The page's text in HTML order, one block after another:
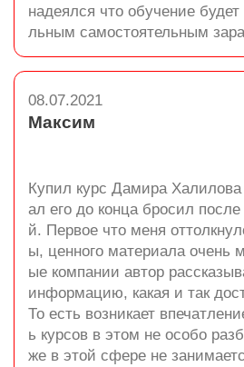
надеялся что обучение
льным самостоятельным
08.07.2021
Максим
Купил курс Дамира
ал его до конца бросил после
й. Первое что меня
ы, ценного материала очень
ые компании автор
информацию, какая и так
То есть возникает
ь курсов в этом не особо
же в этой сфере не